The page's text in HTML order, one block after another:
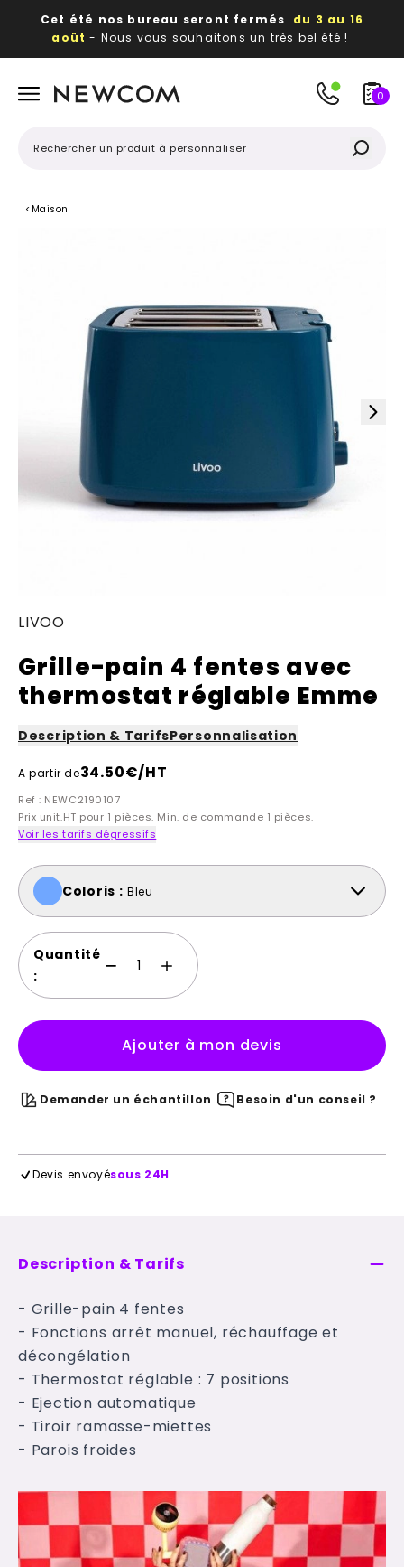
Cet été nos bureau seront fermés du 3 au 16
août - Nous vous souhaitons un très bel été !
publicitaires
0
< Maison
LIVOO
Grille-pain 4 fentes avec
thermostat réglable Emme
Description & TarifsPersonnalisation
A partir de34.50€/HT
Ref : NEWC2190107
Prix unit.HT pour 1 pièces. Min. de commande 1 pièces.
Voir les tarifs dégressifs
Coloris : Bleu
Quantité
:
Ajouter à mon devis
Demander un échantillon Besoin d'un conseil ?
Devis envoyésous 24H
Description & Tarifs
- Grille-pain 4 fentes
- Fonctions arrêt manuel, réchauffage et
décongélation
- Thermostat réglable : 7 positions
- Ejection automatique
- Tiroir ramasse-miettes
- Parois froides